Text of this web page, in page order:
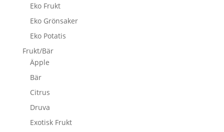
Eko Frukt
Eko Grönsaker
Eko Potatis
Frukt/Bär
Äpple
Bär
Citrus
Druva
Exotisk Frukt